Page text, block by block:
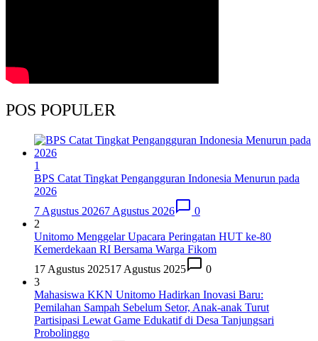
POS POPULER
1
BPS Catat Tingkat Pengangguran Indonesia Menurun pada
2026
7 Agustus 20267 Agustus 2026
0
2
Unitomo Menggelar Upacara Peringatan HUT ke-80
Kemerdekaan RI Bersama Warga Fikom
17 Agustus 202517 Agustus 2025
0
3
Mahasiswa KKN Unitomo Hadirkan Inovasi Baru:
Pemilahan Sampah Sebelum Setor, Anak-anak Turut
Partisipasi Lewat Game Edukatif di Desa Tanjungsari
Probolinggo